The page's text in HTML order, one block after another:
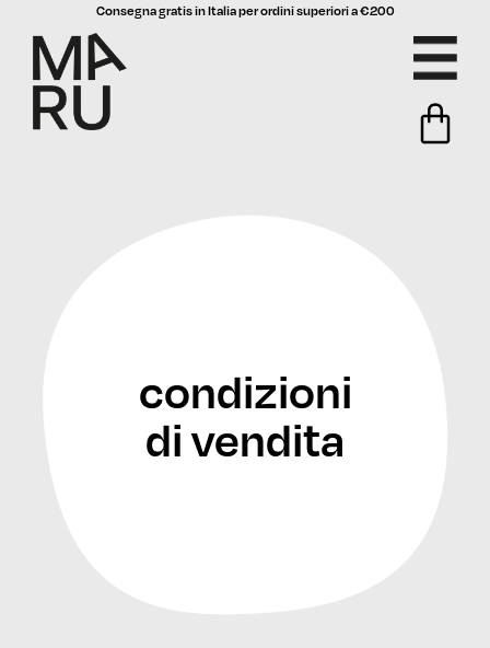
Consegna gratis in Italia per ordini superiori a €200
condizioni
di vendita